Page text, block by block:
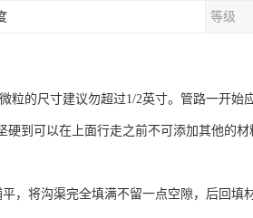
等级
粒的尺寸建议勿超过1/2英寸。管路一开
硬到可以在上面行走之前不可添加其他的
，将沟渠完全填满不留一点空隙，后回